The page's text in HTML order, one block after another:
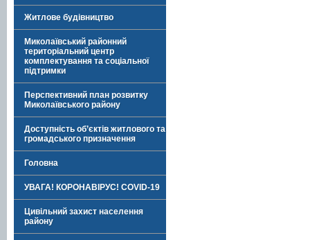
Житлове будівництво
Миколаївський районний
територіальний центр
комплектування та соціальної
підтримки
Перспективний план розвитку
Миколаївського району
Доступність об’єктів житлового та
громадського призначення
Головна
УВАГА! КОРОНАВІРУС! COVID-19
Цивільний захист населення
району